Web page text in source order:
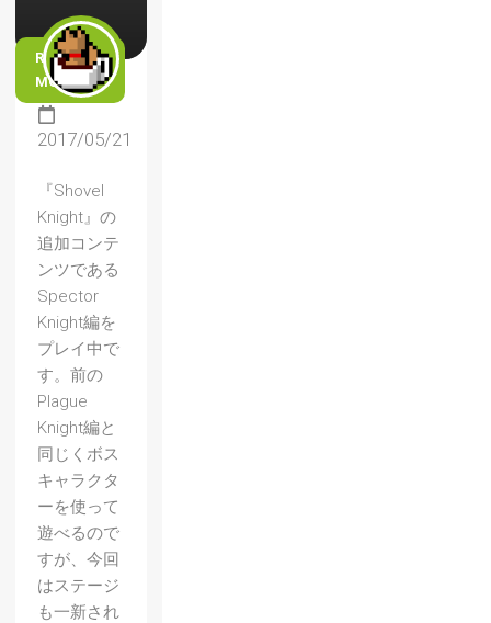
READ
MORE
2017/05/21
『Shovel
Knight』の
追加コンテ
ンツである
Spector
Knight編を
プレイ中で
す。前の
Plague
Knight編と
同じくボス
キャラクタ
ーを使って
遊べるので
すが、今回
はステージ
も一新され